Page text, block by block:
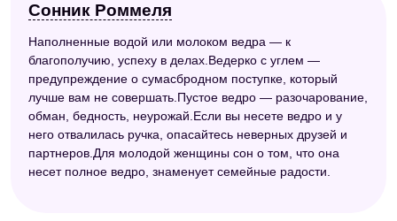
Сонник Роммеля
Наполненные водой или молоком ведра — к
благополучию, успеху в делах.Ведерко с углем —
предупреждение о сумасбродном поступке, который
лучше вам не совершать.Пустое ведро — разочарование,
обман, бедность, неурожай.Если вы несете ведро и у
него отвалилась ручка, опасайтесь неверных друзей и
партнеров.Для молодой женщины сон о том, что она
несет полное ведро, знаменует семейные радости.